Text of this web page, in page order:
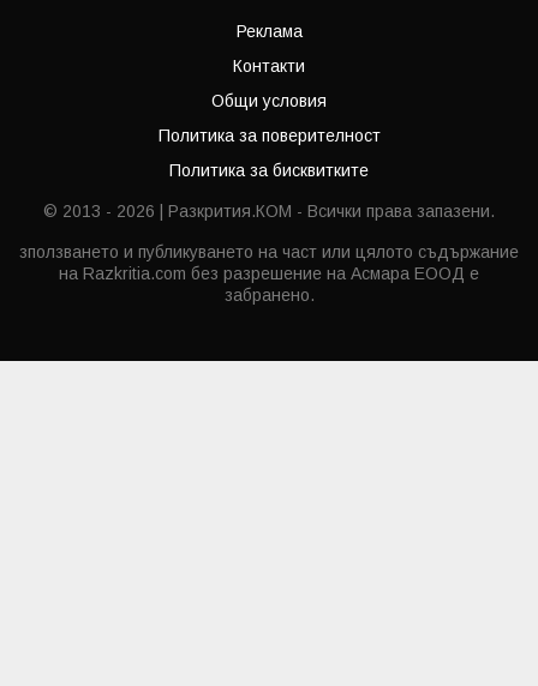
Реклама
Контакти
Общи условия
Политика за поверителност
Политика за бисквитките
© 2013 - 2026 | Разкрития.КОМ - Всички права запазени.
зползването и публикуването на част или цялото съдържание
на Razkritia.com без разрешение на Асмара ЕООД е
забранено.